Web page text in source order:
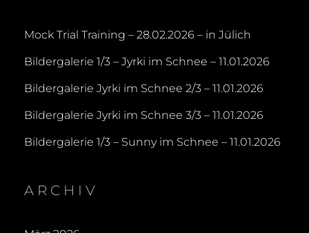
Mock Trial Training – 28.02.2026 – in Jülich
Bildergalerie 1/3 – Jyrki im Schnee – 11.01.2026
Bildergalerie Jyrki im Schnee 2/3 – 11.01.2026
Bildergalerie Jyrki im Schnee 3/3 – 11.01.2026
Bildergalerie 1/3 – Sunny im Schnee – 11.01.2026
ARCHIV